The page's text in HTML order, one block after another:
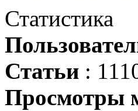
Статистика
Статьи :
Просмотры